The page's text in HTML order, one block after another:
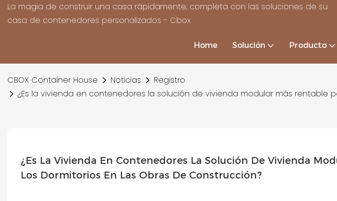
La magia de construir una casa rápidamente, completa con las soluciones de su
casa de contenedores personalizados - Cbox
Home Solución Producto
CBOX Container House Noticias
Registro
¿Es la vivienda en contenedores la solución de vivienda modular más rentable
¿Es La Vivienda En Contenedores La Solución De Vivienda
Los Dormitorios En Las Obras De Construcción?